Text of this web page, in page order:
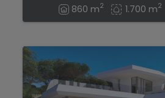
860 m2 1.700 m2